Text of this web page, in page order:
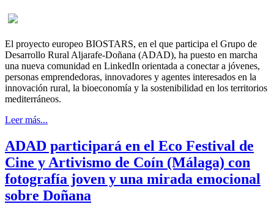
El proyecto europeo BIOSTARS, en el que participa el Grupo de
Desarrollo Rural Aljarafe-Doñana (ADAD), ha puesto en marcha
una nueva comunidad en LinkedIn orientada a conectar a jóvenes,
personas emprendedoras, innovadores y agentes interesados en la
innovación rural, la bioeconomía y la sostenibilidad en los territorios
mediterráneos.
Leer más...
ADAD participará en el Eco Festival de
Cine y Artivismo de Coín (Málaga) con
fotografía joven y una mirada emocional
sobre Doñana